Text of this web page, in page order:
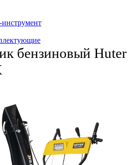
бензиновый Huter